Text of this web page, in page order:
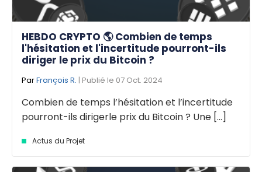
HEBDO CRYPTO 🌎 Combien de temps
l'hésitation et l'incertitude pourront-ils
diriger le prix du Bitcoin ?
ParFrançois R. | Publié le 07 Oct. 2024
Combien de temps l’hésitation et l’incertitude
pourront-ils dirigerle prix du Bitcoin ? Une [...]
Actus du Projet